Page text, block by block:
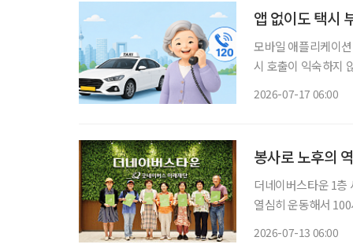
앱 없이도 택시
모바일 애플리케이
시 호출이 익숙하지
2026-07-17 06:00
봉사로 노후의
더네이버스타운 1층
열심히 운동해서
2026-07-13 06:00